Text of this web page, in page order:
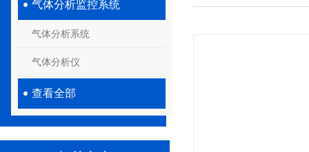
气体分析监控系统
气体分析系统
气体分析仪
查看全部